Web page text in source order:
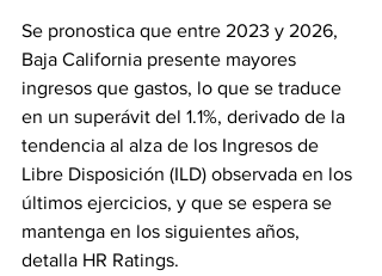
Se pronostica que entre 2023 y 2026,
Baja California presente mayores
ingresos que gastos, lo que se traduce
en un superávit del 1.1%, derivado de la
tendencia al alza de los Ingresos de
Libre Disposición (ILD) observada en los
últimos ejercicios, y que se espera se
mantenga en los siguientes años,
detalla HR Ratings.